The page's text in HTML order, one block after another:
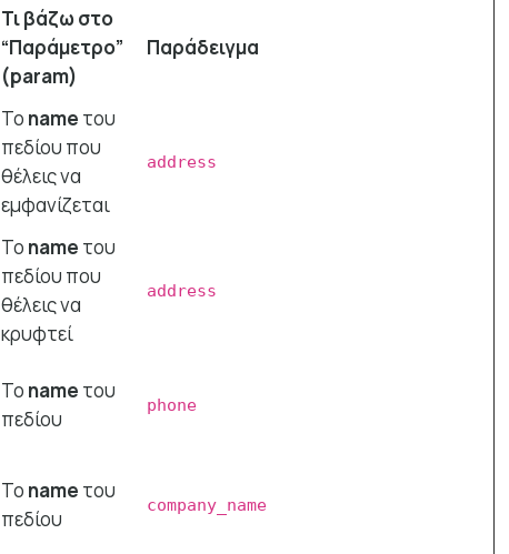
Τι βάζω στο
“Παράμετρο”
(param)
Παράδειγμα
Το name του
πεδίου που
θέλεις να
εμφανίζεται
address
Το name του
πεδίου που
θέλεις να
κρυφτεί
address
Το name του
πεδίου
phone
Το name του
πεδίου
company_name